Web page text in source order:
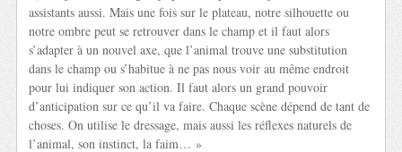
assistants aussi. Mais une fois sur le plateau, notre silhouette ou
notre ombre peut se retrouver dans le champ et il faut alors
s’adapter à un nouvel axe, que l’animal trouve une substitution
dans le champ ou s’habitue à ne pas nous voir au même endroit
pour lui indiquer son action. Il faut alors un grand pouvoir
d’anticipation sur ce qu’il va faire. Chaque scène dépend de tant de
choses. On utilise le dressage, mais aussi les réflexes naturels de
l’animal, son instinct, la faim… »